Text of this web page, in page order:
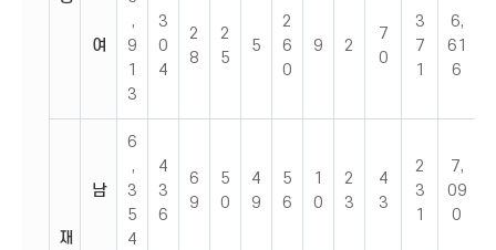
여
,
9
1
3
3
0
4
2
8
2
5
5
2
6
0
9 2
7
0
3
7
1
6,
61
6
재
남
6
,
3
5
4
4
3
6
6
9
5
0
4
9
5
6
1
0
2
3
4
3
2
3
1
7,
09
0